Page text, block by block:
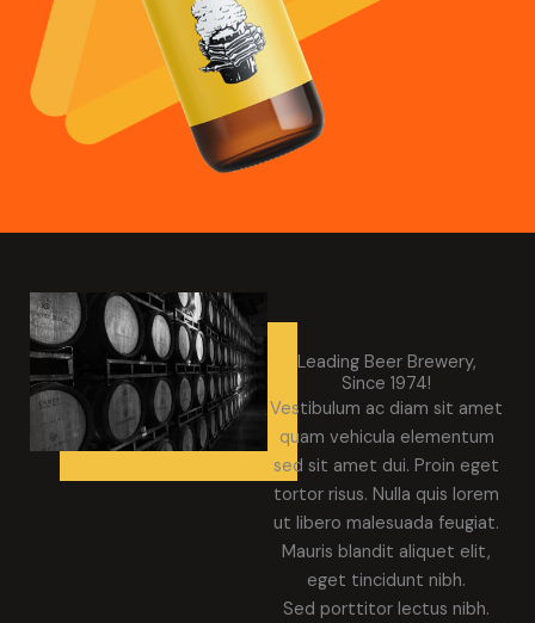
Leading Beer Brewery,
Since 1974!
Vestibulum ac diam sit amet
quam vehicula elementum
sed sit amet dui. Proin eget
tortor risus. Nulla quis lorem
ut libero malesuada feugiat.
Mauris blandit aliquet elit,
eget tincidunt nibh.
Sed porttitor lectus nibh.